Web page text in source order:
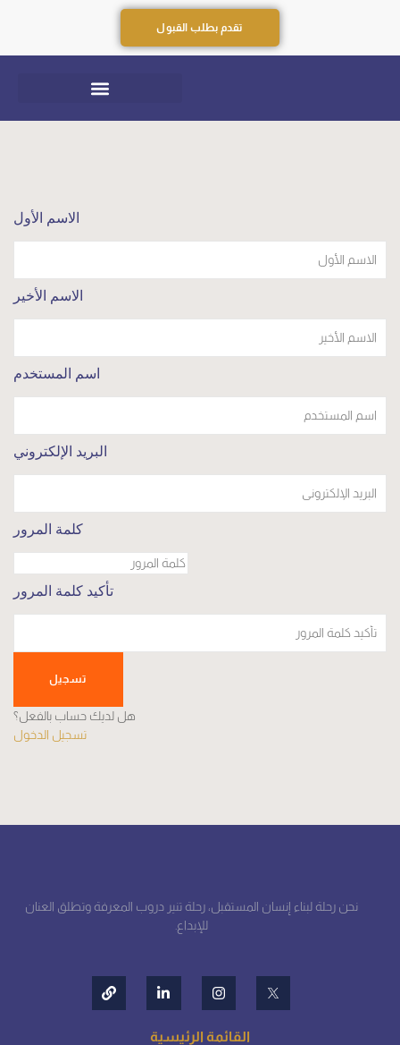
تقدم بطلب القبول
الاسم الأول
الاسم الأخير
اسم المستخدم
البريد الإلكتروني
كلمة المرور
تأكيد كلمة المرور
تسجيل
هل لديك حساب بالفعل؟
تسجيل الدخول
نحن رحلة لبناء إنسان المستقبل، رحلة تنير دروب المعرفة وتطلق العنان
للإبداع.
القائمة الرئيسية